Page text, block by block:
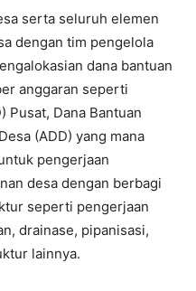
serta seluruh elemen
dengan tim pengelola
dana bantuan
anggaran seperti
Pusat, Dana Bantuan
(ADD) yang mana
pengerjaan
desa dengan berbagi
seperti pengerjaan
drainase, pipanisasi,
lainnya.